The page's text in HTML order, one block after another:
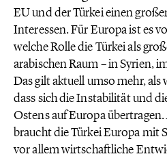
EU und der Türkei einen
Interessen. Für Europa ist es
welche Rolle die Türkei als
arabischen Raum – in Syrien,
Das gilt aktuell umso mehr, als
dass sich die Instabilität und
Ostens auf Europa
braucht die Türkei Europa mit
vor allem wirtschaftliche